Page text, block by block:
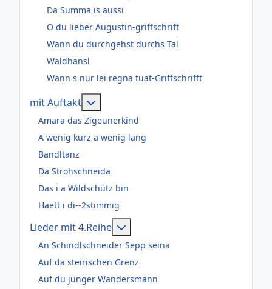
Da Summa is aussi
O du lieber Augustin-griffschrift
Wann du durchgehst durchs Tal
Waldhansl
Wann s nur lei regna tuat-Griffschrifft
mit Auftakt
Amara das Zigeunerkind
A wenig kurz a wenig lang
Bandltanz
Da Strohschneida
Das i a Wildschütz bin
Haett i di--2stimmig
Lieder mit 4.Reihe
An Schindlschneider Sepp seina
Auf da steirischen Grenz
Auf du junger Wandersmann